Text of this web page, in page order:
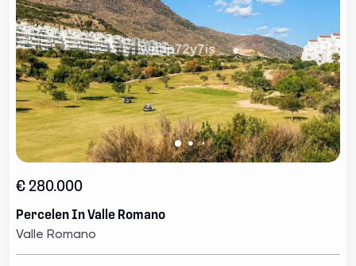
€ 280.000
Percelen In Valle Romano
Valle Romano